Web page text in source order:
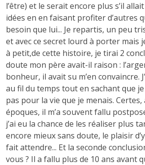
l’être) et le serait encore plus s’il
idées en en faisant profiter d’autres
besoin que lui... Je repartis, un peu
et avec ce secret lourd à porter mais
à petit,de cette histoire, je tirai 2
doute mon père avait-il raison :
bonheur, il avait su m’en convaincre.
au fil du temps tout en sachant que je
pas pour la vie que je menais. Certes,
époques, il m’a souvent fallu
j’ai eu la chance de les réaliser plus
encore mieux sans doute, le plaisir
fait attendre... Et la seconde
vous ? Il a fallu plus de 10 ans avant